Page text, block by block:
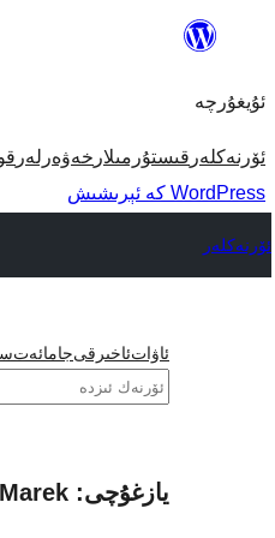
مەزمۇنغا
ئۇيغۇرچە
ئۆرنەكلەر قىستۇرمىلار خەۋەرلەر
WordPress كە ئېرىشىش
ئۆرنەكلەر
ئاۋاتئاخىرقىجامائەت
ئىزدە
يازغۇچى: Michal Marek